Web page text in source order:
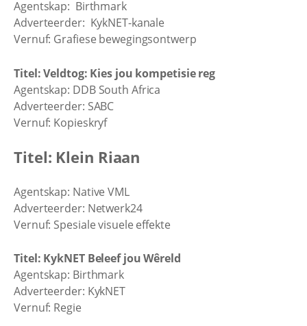
Agentskap: Birthmark
Adverteerder: KykNET-kanale
Vernuf: Grafiese bewegingsontwerp
Titel: Veldtog: Kies jou kompetisie reg
Agentskap: DDB South Africa
Adverteerder: SABC
Vernuf: Kopieskryf
Titel: Klein Riaan
Agentskap: Native VML
Adverteerder: Netwerk24
Vernuf: Spesiale visuele effekte
Titel: KykNET Beleef jou Wêreld
Agentskap: Birthmark
Adverteerder: KykNET
Vernuf: Regie